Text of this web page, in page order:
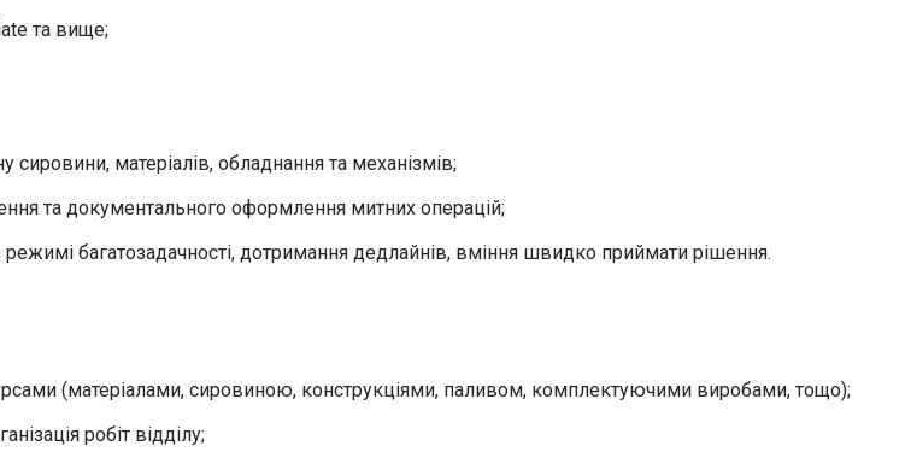
та вище;
матеріалів, обладнання та механізмів;
та документального оформлення митних операцій;
багатозадачності, дотримання дедлайнів, вміння швидко приймати рішення.
(матеріалами, сировиною, конструкціями, паливом, комплектуючими виробами, тощо);
робіт відділу;